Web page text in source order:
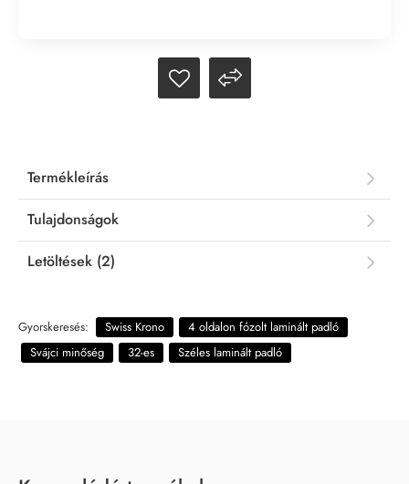
Termékleírás
Tulajdonságok
Letöltések (2)
Gyorskeresés: Swiss Krono
4 oldalon fózolt laminált padló
Svájci minőség
32-es Széles laminált padló